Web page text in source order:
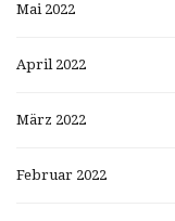
Mai 2022
April 2022
März 2022
Februar 2022